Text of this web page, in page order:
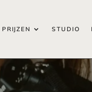
STUDIO